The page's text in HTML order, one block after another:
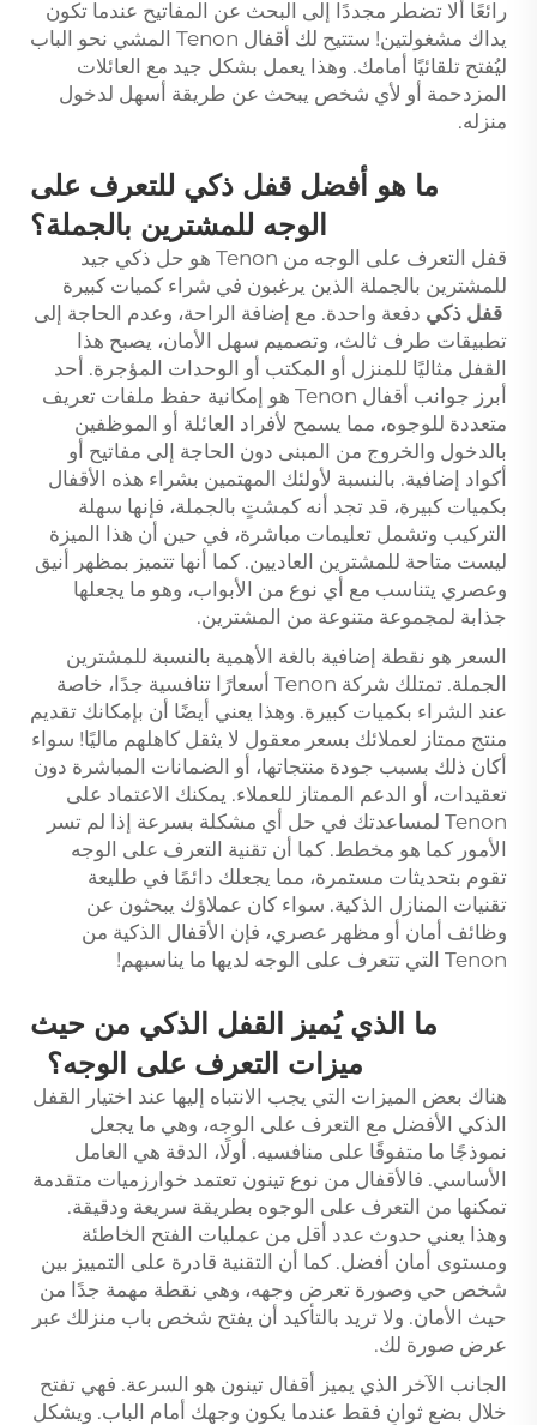
رائعًا ألا تضطر مجددًا إلى البحث عن المفاتيح عندما تكون
يداك مشغولتين! ستتيح لك أقفال Tenon المشي نحو الباب
ليُفتح تلقائيًا أمامك. وهذا يعمل بشكل جيد مع العائلات
المزدحمة أو لأي شخص يبحث عن طريقة أسهل لدخول
منزله.
ما هو أفضل قفل ذكي للتعرف على
الوجه للمشترين بالجملة؟
قفل التعرف على الوجه من Tenon هو حل ذكي جيد
للمشترين بالجملة الذين يرغبون في شراء كميات كبيرة
قفل ذكي دفعة واحدة. مع إضافة الراحة، وعدم الحاجة إلى
تطبيقات طرف ثالث، وتصميم سهل الأمان، يصبح هذا
القفل مثاليًا للمنزل أو المكتب أو الوحدات المؤجرة. أحد
أبرز جوانب أقفال Tenon هو إمكانية حفظ ملفات تعريف
متعددة للوجوه، مما يسمح لأفراد العائلة أو الموظفين
بالدخول والخروج من المبنى دون الحاجة إلى مفاتيح أو
أكواد إضافية. بالنسبة لأولئك المهتمين بشراء هذه الأقفال
بكميات كبيرة، قد تجد أنه كمشتٍ بالجملة، فإنها سهلة
التركيب وتشمل تعليمات مباشرة، في حين أن هذا الميزة
ليست متاحة للمشترين العاديين. كما أنها تتميز بمظهر أنيق
وعصري يتناسب مع أي نوع من الأبواب، وهو ما يجعلها
جذابة لمجموعة متنوعة من المشترين.
السعر هو نقطة إضافية بالغة الأهمية بالنسبة للمشترين
الجملة. تمتلك شركة Tenon أسعارًا تنافسية جدًا، خاصة
عند الشراء بكميات كبيرة. وهذا يعني أيضًا أن بإمكانك تقديم
منتج ممتاز لعملائك بسعر معقول لا يثقل كاهلهم ماليًا! سواء
أكان ذلك بسبب جودة منتجاتها، أو الضمانات المباشرة دون
تعقيدات، أو الدعم الممتاز للعملاء. يمكنك الاعتماد على
Tenon لمساعدتك في حل أي مشكلة بسرعة إذا لم تسر
الأمور كما هو مخطط. كما أن تقنية التعرف على الوجه
تقوم بتحديثات مستمرة، مما يجعلك دائمًا في طليعة
تقنيات المنازل الذكية. سواء كان عملاؤك يبحثون عن
وظائف أمان أو مظهر عصري، فإن الأقفال الذكية من
Tenon التي تتعرف على الوجه لديها ما يناسبهم!
ما الذي يُميز القفل الذكي من حيث
ميزات التعرف على الوجه؟
هناك بعض الميزات التي يجب الانتباه إليها عند اختيار القفل
الذكي الأفضل مع التعرف على الوجه، وهي ما يجعل
نموذجًا ما متفوقًا على منافسيه. أولًا، الدقة هي العامل
الأساسي. فالأقفال من نوع تينون تعتمد خوارزميات متقدمة
تمكنها من التعرف على الوجوه بطريقة سريعة ودقيقة.
وهذا يعني حدوث عدد أقل من عمليات الفتح الخاطئة
ومستوى أمان أفضل. كما أن التقنية قادرة على التمييز بين
شخص حي وصورة تعرض وجهه، وهي نقطة مهمة جدًا من
حيث الأمان. ولا تريد بالتأكيد أن يفتح شخص باب منزلك عبر
عرض صورة لك.
الجانب الآخر الذي يميز أقفال تينون هو السرعة. فهي تفتح
خلال بضع ثوانٍ فقط عندما يكون وجهك أمام الباب. ويشكل